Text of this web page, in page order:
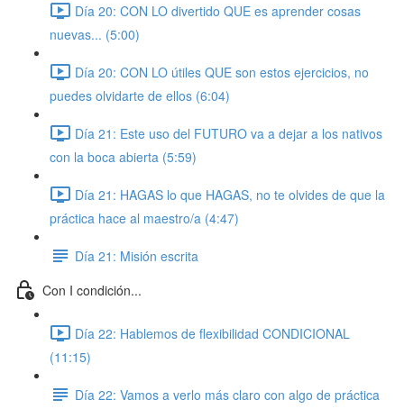
Día 20: CON LO divertido QUE es aprender cosas
nuevas... (5:00)
Día 20: CON LO útiles QUE son estos ejercicios, no
puedes olvidarte de ellos (6:04)
Día 21: Este uso del FUTURO va a dejar a los nativos
con la boca abierta (5:59)
Día 21: HAGAS lo que HAGAS, no te olvides de que la
práctica hace al maestro/a (4:47)
Día 21: Misión escrita
Con I condición...
Día 22: Hablemos de flexibilidad CONDICIONAL
(11:15)
Día 22: Vamos a verlo más claro con algo de práctica